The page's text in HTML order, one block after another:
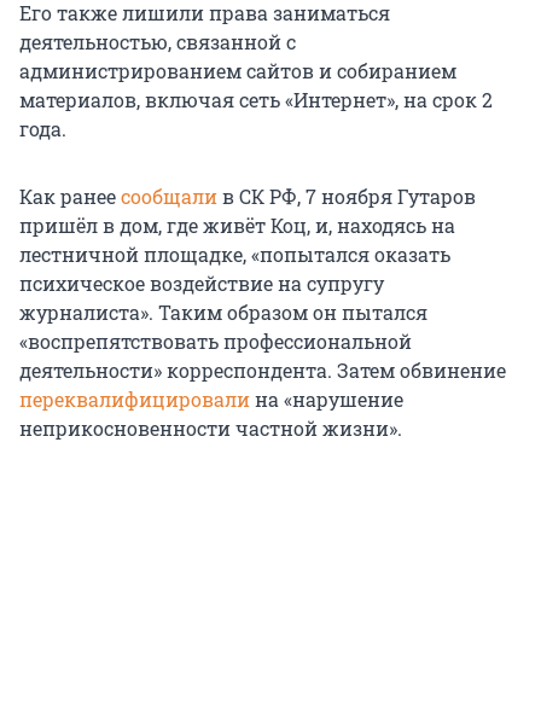
Его также лишили права заниматься
деятельностью, связанной с
администрированием сайтов и собиранием
материалов, включая сеть «Интернет», на срок 2
года.
Как ранеесообщалив СК РФ, 7 ноября Гутаров
пришёл в дом, где живёт Коц, и, находясь на
лестничной площадке, «попытался оказать
психическое воздействие на супругу
журналиста». Таким образом он пытался
«воспрепятствовать профессиональной
деятельности» корреспондента. Затем обвинение
переквалифицировалина «нарушение
неприкосновенности частной жизни».